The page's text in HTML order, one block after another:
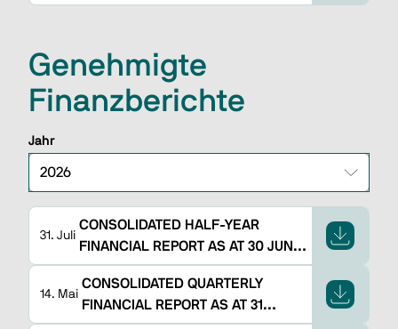
ROSSI AS CHIEF HUMAN
ASSIGNMENT OF THE NEW ROLE
OF BIESSE ACADEMY DIRECTOR
TO ENRICO TINTI
Genehmigte
Finanzberichte
Jahr
31. Juli
CONSOLIDATED HALF-YEAR
FINANCIAL REPORT AS AT 30 JUNE
2026 APPROVED
14. Mai
CONSOLIDATED QUARTERLY
FINANCIAL REPORT AS AT 31